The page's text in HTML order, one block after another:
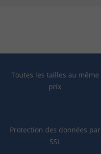
Toutes les tailles au même
prix
Protection des données par
SSL